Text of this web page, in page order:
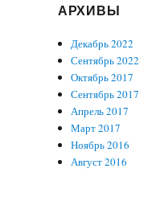
АРХИВЫ
Декабрь 2022
Сентябрь 2022
Октябрь 2017
Сентябрь 2017
Апрель 2017
Март 2017
Ноябрь 2016
Август 2016